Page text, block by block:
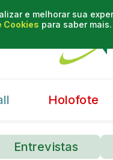
e melhorar sua
Cookies para saber
Holofote
Entrevistas